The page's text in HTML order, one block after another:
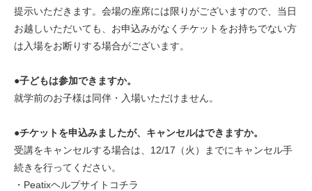
提示いただきます。会場の座席には限りがございますので、当日
お越しいただいても、お申込みがなくチケットをお持ちでない方
は入場をお断りする場合がございます。
●子どもは参加できますか。
就学前のお子様は同伴・入場いただけません。
●チケットを申込みましたが、キャンセルはできますか。
受講をキャンセルする場合は、12/17（火）までにキャンセル手
続きを行ってください。
・Peatixヘルプサイトコチラ